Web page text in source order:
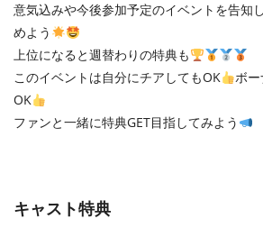
意気込みや今後参加予定のイベントを告知
めよう
上位になると週替わりの特典も
このイベントは自分にチアしてもOK
ボ
OK
ファンと一緒に特典GET目指してみよう
キャスト特典